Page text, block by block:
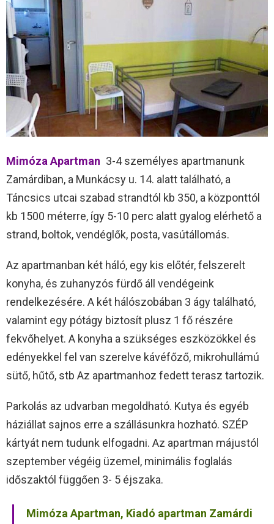
Mimóza Apartman 3-4 személyes apartmanunk
Zamárdiban, a Munkácsy u. 14. alatt található, a
Táncsics utcai szabad strandtól kb 350, a központtól
kb 1500 méterre, így 5-10 perc alatt gyalog elérhető a
strand, boltok, vendéglők, posta, vasútállomás.
Az apartmanban két háló, egy kis előtér, felszerelt
konyha, és zuhanyzós fürdő áll vendégeink
rendelkezésére. A két hálószobában 3 ágy található,
valamint egy pótágy biztosít plusz 1 fő részére
fekvőhelyet. A konyha a szükséges eszközökkel és
edényekkel fel van szerelve kávéfőző, mikrohullámú
sütő, hűtő, stb Az apartmanhoz fedett terasz tartozik.
Parkolás az udvarban megoldható. Kutya és egyéb
háziállat sajnos erre a szállásunkra hozható. SZÉP
kártyát nem tudunk elfogadni. Az apartman májustól
szeptember végéig üzemel, minimális foglalás
időszaktól függően 3- 5 éjszaka.
Mimóza Apartman, Kiadó apartman Zamárdi